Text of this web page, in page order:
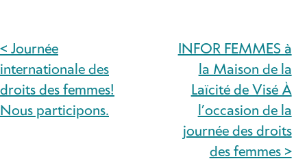
NAVIGATION
DE
L’ARTICLE
< Journée
internationale des
droits des femmes!
Nous participons.
INFOR FEMMES à
la Maison de la
Laïcité de Visé À
l’occasion de la
journée des droits
des femmes >